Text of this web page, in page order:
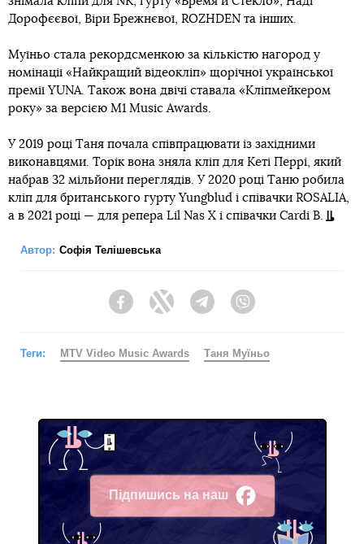
Дорофєєвої, Віри Брежнєвої, ROZHDEN та інших.
Муїньо стала рекордсменкою за кількістю нагород у
номінації «Найкращий відеокліп» щорічної української
премії YUNA. Також вона двічі ставала «Кліпмейкером
року» за версією M1 Music Awards.
У 2019 році Таня почала співпрацювати із західними
виконавцями. Торік вона зняла кліп для Кеті Перрі, який
набрав 32 мільйони переглядів. У 2020 році Таню робила
кліп для британського гурту Yungblud і співачки ROSALIA,
а в 2021 році — для репера Lil Nas X і співачки Cardi B.
Автор: Софія Телішевська
FacebookTwitter Telegram
Теги: MTV Video Music Awards Таня Муїньо
Підпишись на наш
Facebook